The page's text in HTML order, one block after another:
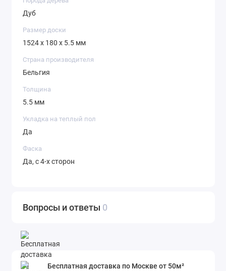
Дуб
Размер доски
1524 х 180 х 5.5 мм
Страна производителя
Бельгия
Толщина
5.5 мм
Укладка на теплый пол
Да
Фаска
Да, с 4-х сторон
Вопросы и ответы 0
Бесплатная доставка по Москве от 50м²